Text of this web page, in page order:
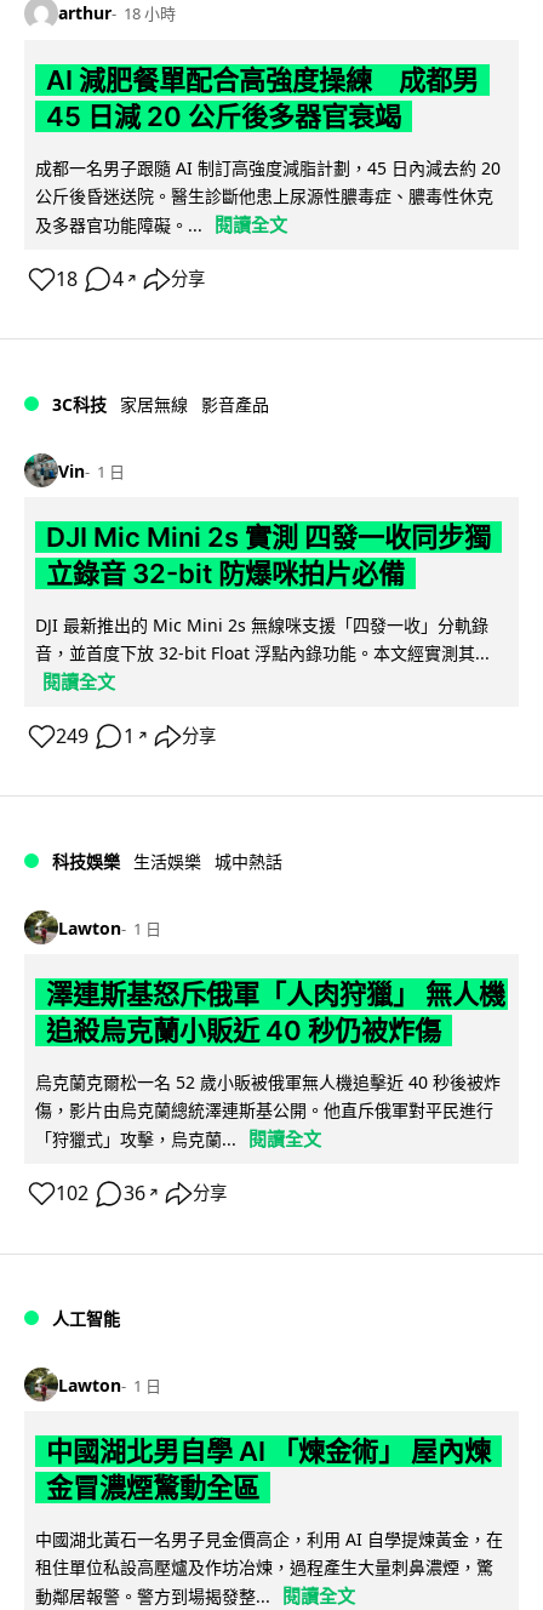
arthur 18 小時
AI 減肥餐單配合高強度操練 成都男
45 日減 20 公斤後多器官衰竭
成都一名男子跟隨 AI 制訂高強度減脂計劃，45 日內減去約 20
公斤後昏迷送院。醫生診斷他患上尿源性膿毒症、膿毒性休克
及多器官功能障礙。...
閱讀全文
18 4 ↗ 分享
3C科技 家居無線 影音產品
Vin 1 日
DJI Mic Mini 2s 實測 四發一收同步獨
立錄音 32-bit 防爆咪拍片必備
DJI 最新推出的 Mic Mini 2s 無線咪支援「四發一收」分軌錄
音，並首度下放 32-bit Float 浮點內錄功能。本文經實測其...
閱讀全文
249 1 ↗ 分享
科技娛樂 生活娛樂 城中熱話
Lawton 1 日
澤連斯基怒斥俄軍「人肉狩獵」 無人機
追殺烏克蘭小販近 40 秒仍被炸傷
烏克蘭克爾松一名 52 歲小販被俄軍無人機追擊近 40 秒後被炸
傷，影片由烏克蘭總統澤連斯基公開。他直斥俄軍對平民進行
「狩獵式」攻擊，烏克蘭...
閱讀全文
102 36 ↗ 分享
人工智能
Lawton 1 日
中國湖北男自學 AI 「煉金術」 屋內煉
金冒濃煙驚動全區
中國湖北黃石一名男子見金價高企，利用 AI 自學提煉黃金，在
租住單位私設高壓爐及作坊冶煉，過程產生大量刺鼻濃煙，驚
動鄰居報警。警方到場揭發整...
閱讀全文